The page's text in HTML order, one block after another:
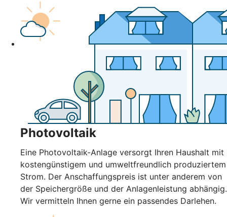
Photovoltaik
Eine Photovoltaik-Anlage versorgt Ihren Haushalt mit
kostengünstigem und umweltfreundlich produziertem
Strom. Der Anschaffungspreis ist unter anderem von
der Speichergröße und der Anlagenleistung abhängig.
Wir vermitteln Ihnen gerne ein passendes Darlehen.